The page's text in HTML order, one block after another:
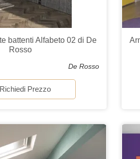
battenti Alfabeto 02 di De
Rosso
De Rosso
Prezzo